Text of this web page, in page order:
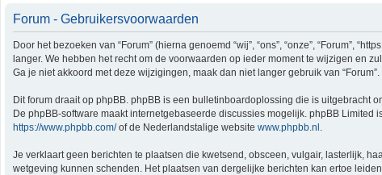
Forum - Gebruikersvoorwaarden
Door het bezoeken van “Forum” (hierna genoemd “wij”, “ons”, “onze”, “Forum”,
langer. We hebben het recht om de voorwaarden op ieder moment te wijzigen en
Ga je niet akkoord met deze wijzigingen, maak dan niet langer gebruik van
Dit forum draait op phpBB. phpBB is een bulletinboardoplossing die is uitgebracht
De phpBB-software maakt internetgebaseerde discussies mogelijk. phpBB
https://www.phpbb.com/of de Nederlandstalige website www.phpbb.nl
Je verklaart geen berichten te plaatsen die kwetsend, obsceen, vulgair, lasterlijk,
wetgeving kunnen schenden. Het plaatsen van dergelijke berichten kan ertoe